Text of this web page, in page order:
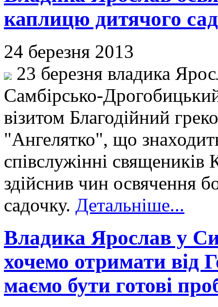
каплицю дитячого
24 березня 2013
23 березня владика
Самбірсько-
візитом Благодійний
"Ангелятко", що
співслужінні священиків
здійснив чин освячення
садочку. Детальніше...
Владика Ярослав у
хочемо отримати від
маємо бути готові